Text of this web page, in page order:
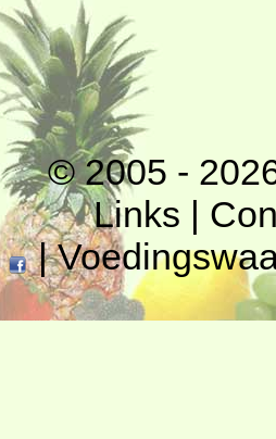
© 2005 -
Links |
|